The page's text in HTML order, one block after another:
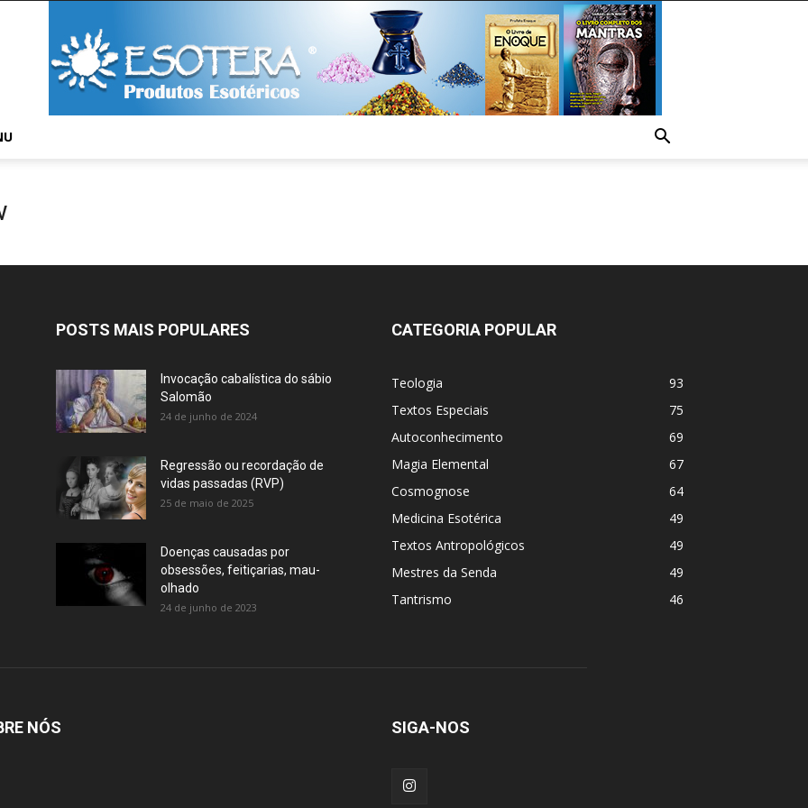
POSTS MAIS POPULARES
Invocação cabalística do sábio
Salomão
24 de junho de 2024
Regressão ou recordação de
vidas passadas (RVP)
25 de maio de 2025
Doenças causadas por
obsessões, feitiçarias, mau-
olhado
24 de junho de 2023
CATEGORIA POPULAR
Teologia
93
Textos Especiais
75
Autoconhecimento
69
Magia Elemental
67
Cosmognose
64
Medicina Esotérica
49
Textos Antropológicos
49
Mestres da Senda
49
Tantrismo
46
NÓS SIGA-NOS